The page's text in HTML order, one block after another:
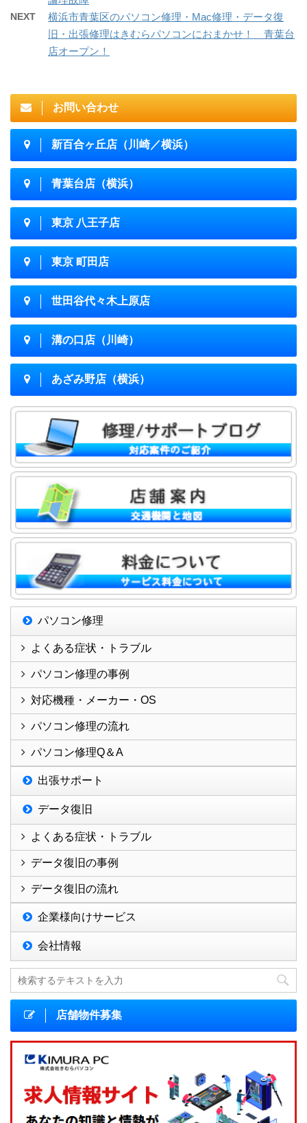
NEXT
横浜市青葉区のパソコン修理・Mac修理・データ復
旧・出張修理はきむらパソコンにおまかせ！ 青葉台
店オープン！
お問い合わせ
新百合ヶ丘店（川崎／横浜）
青葉台店（横浜）
東京 八王子店
東京 町田店
世田谷代々木上原店
溝の口店（川崎）
あざみ野店（横浜）
パソコン修理
よくある症状・トラブル
パソコン修理の事例
対応機種・メーカー・OS
パソコン修理の流れ
パソコン修理Q＆A
出張サポート
データ復旧
よくある症状・トラブル
データ復旧の事例
データ復旧の流れ
企業様向けサービス
会社情報
店舗物件募集